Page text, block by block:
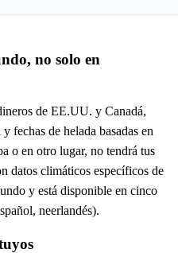
no solo en
de EE.UU. y Canadá,
fechas de helada basadas en
o en otro lugar, no tendrá tus
datos climáticos específicos de
y está disponible en cinco
neerlandés).